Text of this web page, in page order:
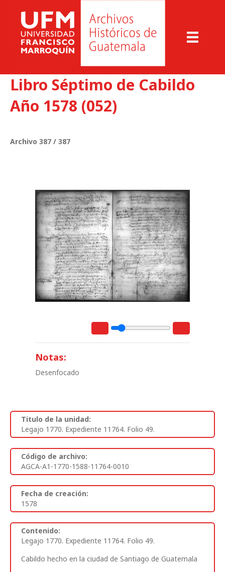
Libro Séptimo de Cabildo
Año 1578 (052)
Archivo 387 / 387
Notas:
Desenfocado
Titulo de la unidad:
Legajo 1770. Expediente 11764. Folio 49.
Código de archivo:
AGCA-A1-1770-1588-11764-0010
Fecha de creación:
1578
Contenido:
Legajo 1770. Expediente 11764. Folio 49.
Cabildo hecho en la ciudad de Santiago de Guatemala